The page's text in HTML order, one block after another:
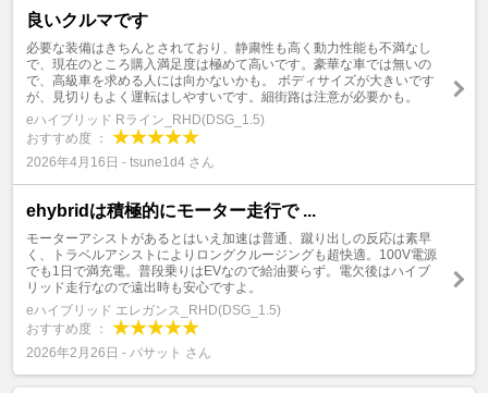
良いクルマです
必要な装備はきちんとされており、静粛性も高く動力性能も不満なし
で、現在のところ購入満足度は極めて高いです。豪華な車では無いの
で、高級車を求める人には向かないかも。 ボディサイズが大きいです
が、見切りもよく運転はしやすいです。細街路は注意が必要かも。
eハイブリッド Rライン_RHD(DSG_1.5)
おすすめ度 ：
2026年4月16日 - tsune1d4 さん
ehybridは積極的にモーター走行で ...
モーターアシストがあるとはいえ加速は普通、蹴り出しの反応は素早
く、トラベルアシストによりロングクルージングも超快適。100V電源
でも1日で満充電。普段乗りはEVなので給油要らず。電欠後はハイブ
リッド走行なので遠出時も安心ですよ。
eハイブリッド エレガンス_RHD(DSG_1.5)
おすすめ度 ：
2026年2月26日 - パサット さん